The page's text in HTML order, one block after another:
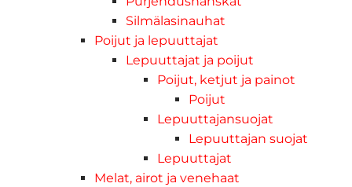
Silmälasinauhat
Poijut ja lepuuttajat
Lepuuttajat ja poijut
Poijut, ketjut ja painot
Poijut
Lepuuttajansuojat
Lepuuttajan suojat
Lepuuttajat
Melat, airot ja venehaat